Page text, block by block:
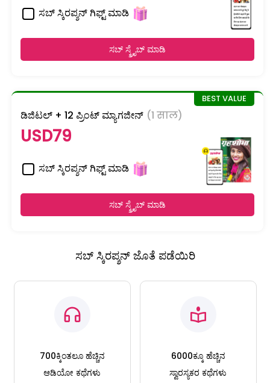
ಸಬ್ ಸ್ಕಿರಪ್ಶನ್ ಗಿಫ್ಟ್ ಮಾಡಿ
ಸಬ್ ಸ್ಕ್ರೈಬ್ ಮಾಡಿ
ಡಿಜಿಟಲ್ + 12 ಪ್ರಿಂಟ್ ಮ್ಯಾಗಜೀನ್ (1 साल)
USD79
ಸಬ್ ಸ್ಕಿರಪ್ಶನ್ ಗಿಫ್ಟ್ ಮಾಡಿ
ಸಬ್ ಸ್ಕ್ರೈಬ್ ಮಾಡಿ
ಸಬ್ ಸ್ಕಿರಪ್ಶನ್ ಜೊತೆ ಪಡೆಯಿರಿ
700ಕ್ಕಿಂತಲೂ ಹೆಚ್ಚಿನ
ಆಡಿಯೋ ಕಥೆಗಳು
6000ಕ್ಕೂ ಹೆಚ್ಚಿನ
ಸ್ವಾರಸ್ಯಕರ ಕಥೆಗಳು